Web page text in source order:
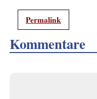
Permalink
Kommentare